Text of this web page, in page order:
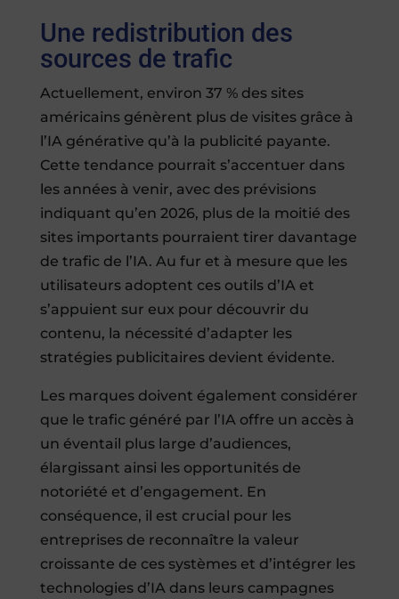
Une redistribution des
sources de trafic
Actuellement, environ 37 % des sites
américains génèrent plus de visites grâce à
l’IA générative qu’à la publicité payante.
Cette tendance pourrait s’accentuer dans
les années à venir, avec des prévisions
indiquant qu’en 2026, plus de la moitié des
sites importants pourraient tirer davantage
de trafic de l’IA. Au fur et à mesure que les
utilisateurs adoptent ces outils d’IA et
s’appuient sur eux pour découvrir du
contenu, la nécessité d’adapter les
stratégies publicitaires devient évidente.
Les marques doivent également considérer
que le trafic généré par l’IA offre un accès à
un éventail plus large d’audiences,
élargissant ainsi les opportunités de
notoriété et d’engagement. En
conséquence, il est crucial pour les
entreprises de reconnaître la valeur
croissante de ces systèmes et d’intégrer les
technologies d’IA dans leurs campagnes